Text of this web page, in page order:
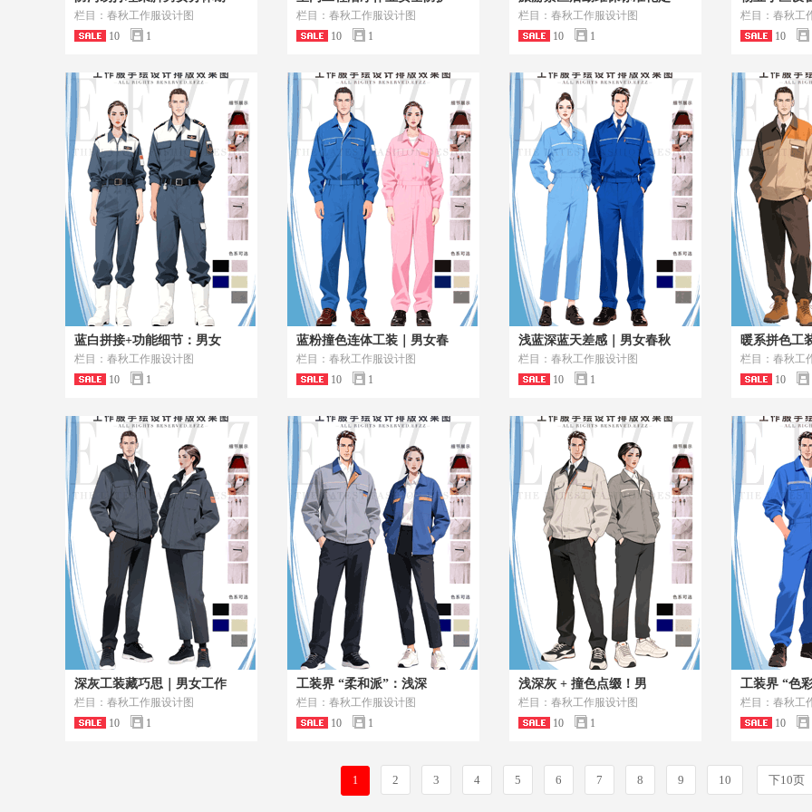
栏目：春秋工作服设计图
10
1
栏目：春秋工作服设计图
10
1
栏目：春秋工作服设计图
10
1
栏目：春秋工
10
蓝白拼接+功能细节：男女
栏目：春秋工作服设计图
10
1
蓝粉撞色连体工装｜男女春
栏目：春秋工作服设计图
10
1
浅蓝深蓝天差感｜男女春秋
栏目：春秋工作服设计图
10
1
暖系拼色工
栏目：春秋工
10
深灰工装藏巧思｜男女工作
栏目：春秋工作服设计图
10
1
工装界 “柔和派”：浅深
栏目：春秋工作服设计图
10
1
浅深灰 + 撞色点缀！男
栏目：春秋工作服设计图
10
1
工装界 “色
栏目：春秋工
10
1 2 3 4 5 6 7 8 9 10 下10页